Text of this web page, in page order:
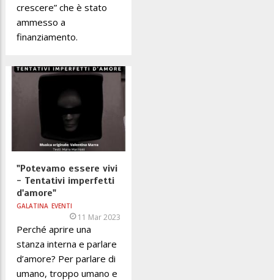
crescere” che è stato
ammesso a
finanziamento.
"Potevamo essere vivi
- Tentativi imperfetti
d'amore"
GALATINA EVENTI
11 Mar 2023
Perché aprire una
stanza interna e parlare
d’amore? Per parlare di
umano, troppo umano e